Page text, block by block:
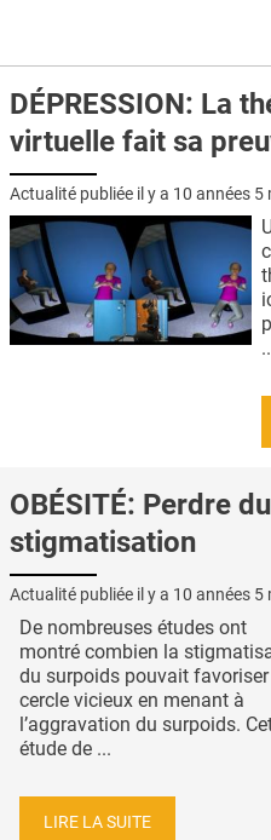
DÉPRESSION: La
virtuelle fait sa
Actualité publiée il y a 10 années 5
OBÉSITÉ: Perdre
stigmatisation
Actualité publiée il y a 10 années 5
De nombreuses études ont
montré combien la
du surpoids pouvait
cercle vicieux en menant à
l’aggravation du surpoids.
étude de ...
LIRE LA SUITE